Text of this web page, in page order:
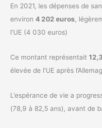
En 2021, les dépenses de
environ4 202 euros,
l’UE (4 030 euros)
Ce montant représentait
élevée de l’UE après
L’espérance de vie a
(78,9 à 82,5 ans), avant de